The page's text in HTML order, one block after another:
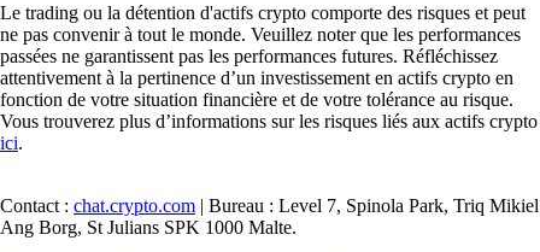
Le trading ou la détention d'actifs crypto comporte des risques et peut
ne pas convenir à tout le monde. Veuillez noter que les performances
passées ne garantissent pas les performances futures. Réfléchissez
attentivement à la pertinence d’un investissement en actifs crypto en
fonction de votre situation financière et de votre tolérance au risque.
Vous trouverez plus d’informations sur les risques liés aux actifs crypto
ici.
Contact : chat.crypto.com | Bureau : Level 7, Spinola Park, Triq Mikiel
Ang Borg, St Julians SPK 1000 Malte.